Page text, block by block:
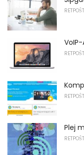
Plej